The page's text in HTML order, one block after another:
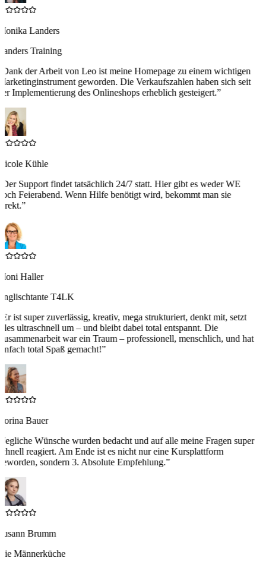
Landers
Training
Dank der Arbeit von Leo ist meine Homepage zu einem wichtigen
geworden. Die Verkaufszahlen haben sich seit
Implementierung des Onlineshops erheblich gesteigert.”
Kühle
Der Support findet tatsächlich 24/7 statt. Hier gibt es weder WE
Feierabend. Wenn Hilfe benötigt wird, bekommt man sie
”
Haller
T4LK
Er ist super zuverlässig, kreativ, mega strukturiert, denkt mit, setzt
ultraschnell um – und bleibt dabei total entspannt. Die
war ein Traum – professionell, menschlich, und hat
total Spaß gemacht!”
Bauer
Jegliche Wünsche wurden bedacht und auf alle meine Fragen super
reagiert. Am Ende ist es nicht nur eine Kursplattform
sondern 3. Absolute Empfehlung.”
Brumm
Männerküche